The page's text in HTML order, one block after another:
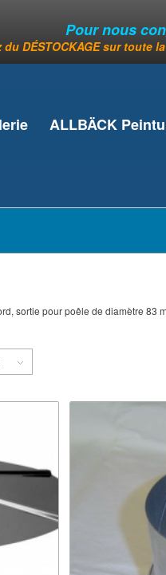
Pour nous
du DÉSTOCKAGE sur toute
ALLBÄCK
sortie pour poêle de diamètre